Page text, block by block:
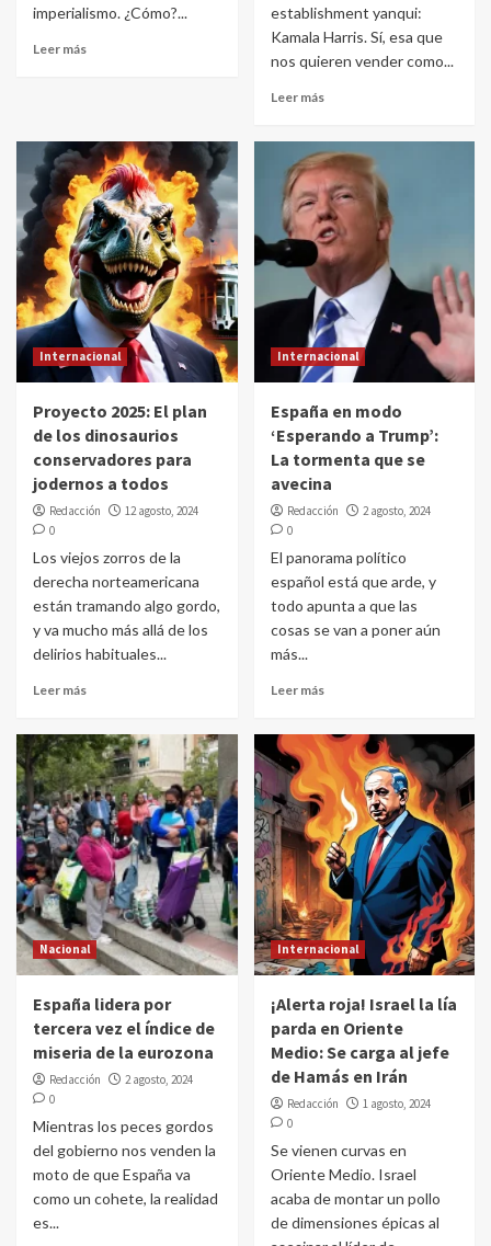
imperialismo. ¿Cómo?...
Leer más
establishment yanqui:
Kamala Harris. Sí, esa que
nos quieren vender como...
Leer más
Internacional
Proyecto 2025: El plan
de los dinosaurios
conservadores para
jodernos a todos
Redacción
12 agosto, 2024
0
Los viejos zorros de la
derecha norteamericana
están tramando algo gordo,
y va mucho más allá de los
delirios habituales...
Leer más
Internacional
España en modo
‘Esperando a Trump’:
La tormenta que se
avecina
Redacción
2 agosto, 2024
0
El panorama político
español está que arde, y
todo apunta a que las
cosas se van a poner aún
más...
Leer más
Nacional
España lidera por
tercera vez el índice de
miseria de la eurozona
Redacción
2 agosto, 2024
0
Mientras los peces gordos
del gobierno nos venden la
moto de que España va
como un cohete, la realidad
es...
Internacional
¡Alerta roja! Israel la lía
parda en Oriente
Medio: Se carga al jefe
de Hamás en Irán
Redacción
1 agosto, 2024
0
Se vienen curvas en
Oriente Medio. Israel
acaba de montar un pollo
de dimensiones épicas al